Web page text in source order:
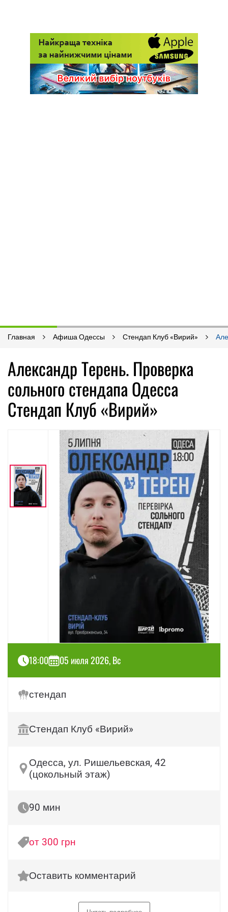
Главная Афиша Одессы Стендап Клуб «Вирий»
Александр Терень. Проверка
сольного стендапа Одесса
Стендап Клуб «Вирий»
18:00 05 июля 2026, Вс
стендап
Стендап Клуб «Вирий»
Одесса, ул. Ришельевская, 42
(цокольный этаж)
90 мин
от 300 грн
Оставить комментарий